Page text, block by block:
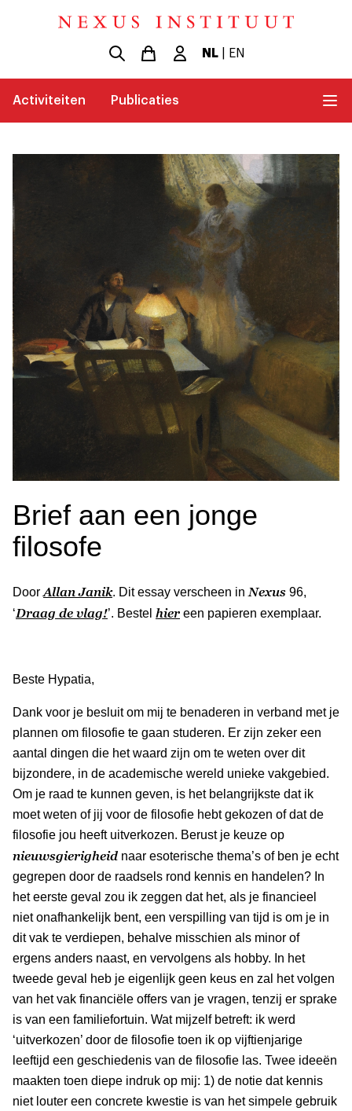
NL| EN
Activiteiten Publicaties
Brief aan een jonge
filosofe
Door Allan Janik. Dit essay verscheen in Nexus 96,
‘Draag de vlag!’. Bestel hier een papieren exemplaar.
Beste Hypatia,
Dank voor je besluit om mij te benaderen in verband met je
plannen om filosofie te gaan studeren. Er zijn zeker een
aantal dingen die het waard zijn om te weten over dit
bijzondere, in de academische wereld unieke vakgebied.
Om je raad te kunnen geven, is het belangrijkste dat ik
moet weten of jij voor de filosofie hebt gekozen of dat de
filosofie jou heeft uitverkozen. Berust je keuze op
nieuwsgierigheid naar esoterische thema’s of ben je echt
gegrepen door de raadsels rond kennis en handelen? In
het eerste geval zou ik zeggen dat het, als je financieel
niet onafhankelijk bent, een verspilling van tijd is om je in
dit vak te verdiepen, behalve misschien als minor of
ergens anders naast, en vervolgens als hobby. In het
tweede geval heb je eigenlijk geen keus en zal het volgen
van het vak financiële offers van je vragen, tenzij er sprake
is van een familiefortuin. Wat mijzelf betreft: ik werd
‘uitverkozen’ door de filosofie toen ik op vijftienjarige
leeftijd een geschiedenis van de filosofie las. Twee ideeën
maakten toen diepe indruk op mij: 1) de notie dat kennis
niet louter een concrete kwestie is van het simpele gebruik